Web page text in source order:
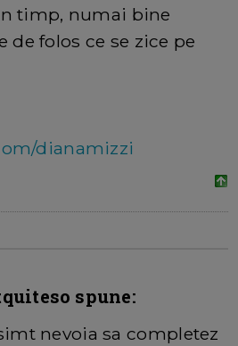
timp, numai bine
de folos ce se zice pe
dianamizzi
spune:
nevoia sa completez